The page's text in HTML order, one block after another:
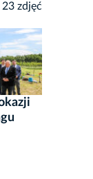
23 zdjęć